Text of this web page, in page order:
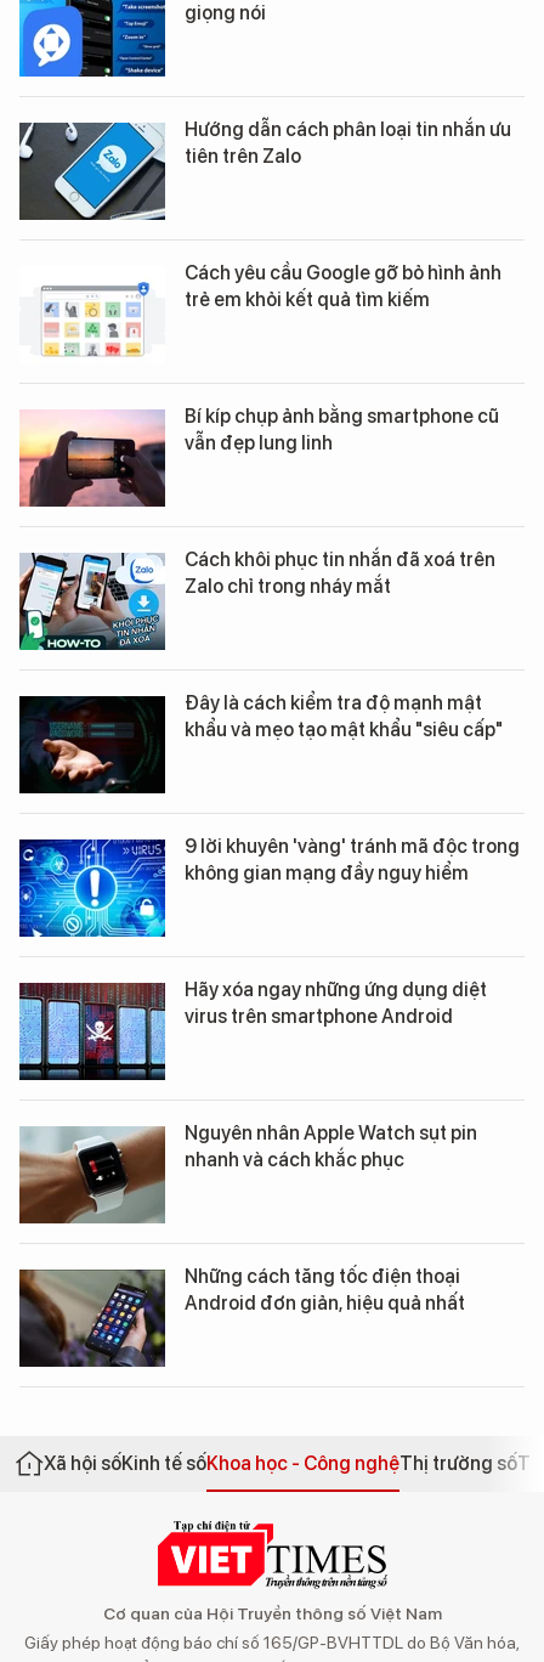
giọng nói
Hướng dẫn cách phân loại tin nhắn ưu
tiên trên Zalo
Cách yêu cầu Google gỡ bỏ hình ảnh
trẻ em khỏi kết quả tìm kiếm
Bí kíp chụp ảnh bằng smartphone cũ
vẫn đẹp lung linh
Cách khôi phục tin nhắn đã xoá trên
Zalo chỉ trong nháy mắt
Đây là cách kiểm tra độ mạnh mật
khẩu và mẹo tạo mật khẩu "siêu cấp"
9 lời khuyên 'vàng' tránh mã độc trong
không gian mạng đầy nguy hiểm
Hãy xóa ngay những ứng dụng diệt
virus trên smartphone Android
Nguyên nhân Apple Watch sụt pin
nhanh và cách khắc phục
Những cách tăng tốc điện thoại
Android đơn giản, hiệu quả nhất
Xã hội sốKinh tế sốKhoa học - Công nghệThị trường số
Cơ quan của Hội Truyền thông số Việt Nam
Giấy phép hoạt động báo chí số 165/GP-BVHTTDL do Bộ Văn hóa,